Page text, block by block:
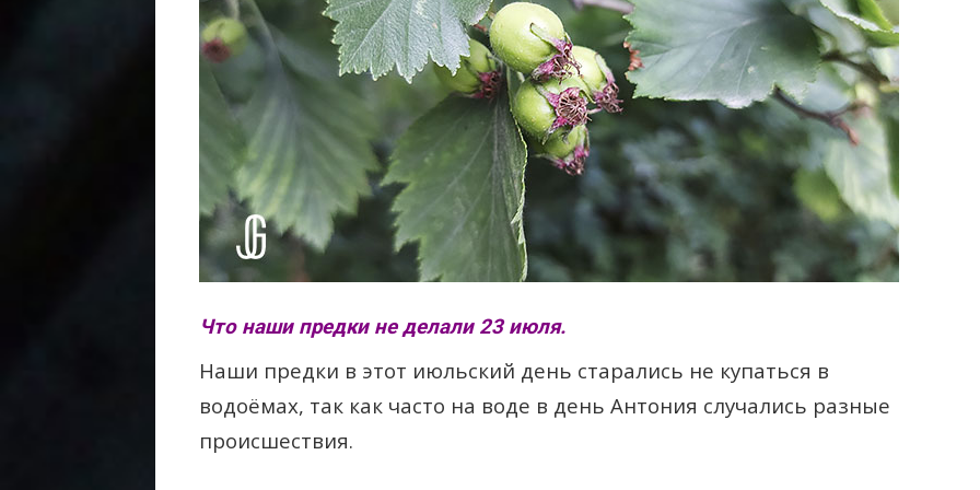
Что наши предки не делали 23 июля.
Наши предки в этот июльский день старались не купаться в
водоёмах, так как часто на воде в день Антония случались разные
происшествия.